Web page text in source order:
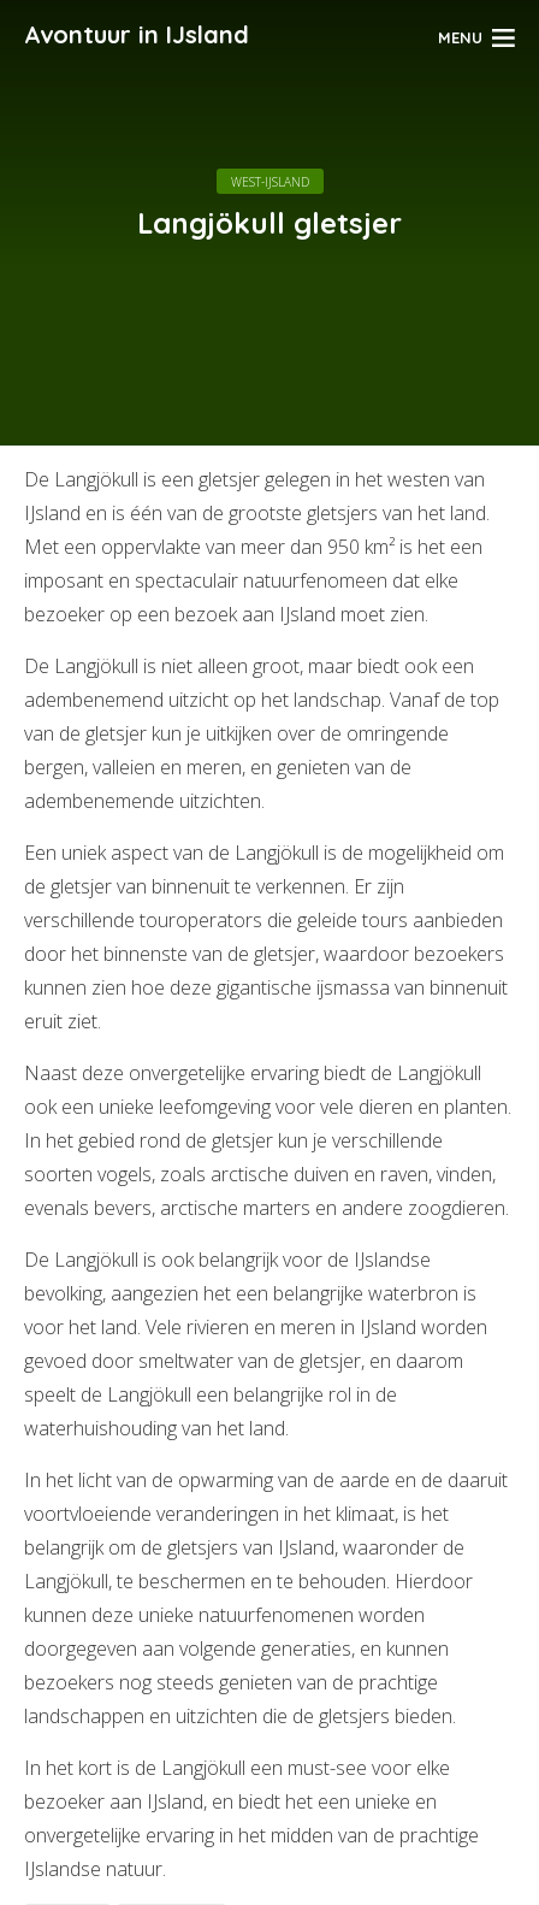
Avontuur in IJsland MENU
WEST-IJSLAND
Langjökull gletsjer
De Langjökull is een gletsjer gelegen in het westen van
IJsland en is één van de grootste gletsjers van het land.
Met een oppervlakte van meer dan 950 km² is het een
imposant en spectaculair natuurfenomeen dat elke
bezoeker op een bezoek aan IJsland moet zien.
De Langjökull is niet alleen groot, maar biedt ook een
adembenemend uitzicht op het landschap. Vanaf de top
van de gletsjer kun je uitkijken over de omringende
bergen, valleien en meren, en genieten van de
adembenemende uitzichten.
Een uniek aspect van de Langjökull is de mogelijkheid om
de gletsjer van binnenuit te verkennen. Er zijn
verschillende touroperators die geleide tours aanbieden
door het binnenste van de gletsjer, waardoor bezoekers
kunnen zien hoe deze gigantische ijsmassa van binnenuit
eruit ziet.
Naast deze onvergetelijke ervaring biedt de Langjökull
ook een unieke leefomgeving voor vele dieren en planten.
In het gebied rond de gletsjer kun je verschillende
soorten vogels, zoals arctische duiven en raven, vinden,
evenals bevers, arctische marters en andere zoogdieren.
De Langjökull is ook belangrijk voor de IJslandse
bevolking, aangezien het een belangrijke waterbron is
voor het land. Vele rivieren en meren in IJsland worden
gevoed door smeltwater van de gletsjer, en daarom
speelt de Langjökull een belangrijke rol in de
waterhuishouding van het land.
In het licht van de opwarming van de aarde en de daaruit
voortvloeiende veranderingen in het klimaat, is het
belangrijk om de gletsjers van IJsland, waaronder de
Langjökull, te beschermen en te behouden. Hierdoor
kunnen deze unieke natuurfenomenen worden
doorgegeven aan volgende generaties, en kunnen
bezoekers nog steeds genieten van de prachtige
landschappen en uitzichten die de gletsjers bieden.
In het kort is de Langjökull een must-see voor elke
bezoeker aan IJsland, en biedt het een unieke en
onvergetelijke ervaring in het midden van de prachtige
IJslandse natuur.